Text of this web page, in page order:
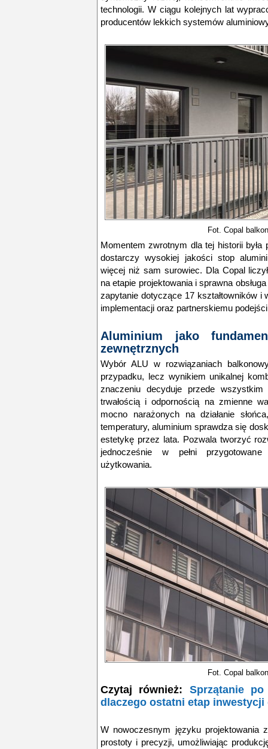
technologii. W ciągu kolejnych lat
producentów lekkich systemów
Fot. Copal
Momentem zwrotnym dla tej historii była
dostarczy wysokiej jakości stop
więcej niż sam surowiec. Dla Copal
na etapie projektowania i sprawna
zapytanie dotyczące 17 kształtowników i
implementacji oraz partnerskiemu
Aluminium jako
zewnętrznych
Wybór ALU w rozwiązaniach
przypadku, lecz wynikiem unikalnej
znaczeniu decyduje przede
trwałością i odpornością na zmienne
mocno narażonych na działanie
temperatury, aluminium sprawdza się
estetykę przez lata. Pozwala tworzyć
jednocześnie w pełni
użytkowania.
Fot. Copal
Czytaj również: Sprzątanie
dlaczego ostatni etap
W nowoczesnym języku projektowania
prostoty i precyzji, umożliwiając